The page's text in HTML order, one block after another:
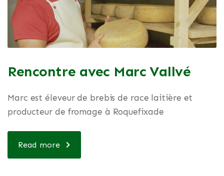
Rencontre avec Marc Vallvé
Marc est éleveur de brebis de race laitière et
producteur de fromage à Roquefixade
Read more